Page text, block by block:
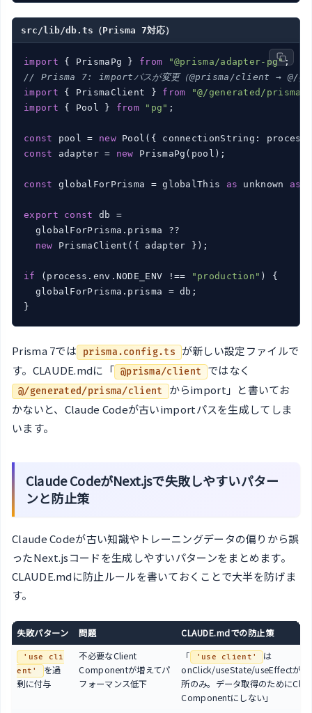
src/lib/db.ts（Prisma 7対応）
import { PrismaPg } from "@prisma/adapter-pg"
// Prisma 7: importパスが変更（@prisma/client → @/
import { PrismaClient } from
"@/generated/
import { Pool } from "pg" ;
const pool = new
const adapter = new PrismaPg(pool);
const globalForPrisma = globalThis as unknown as
export const
db =
  globalForPrisma.prisma ??
new PrismaClient({ adapter });
if (process.env.NODE_ENV !== "production" ) {
  globalForPrisma.prisma = db;
}
Prisma 7では prisma.config.ts
が新しい設定ファイルで
す。CLAUDE.mdに「 @prisma/client ではなく
@/generated/prisma/client
からimport」と書いてお
かないと、Claude Codeが古いimportパスを生成してしま
います。
Claude CodeがNext.jsで失敗しやすいパター
ンと防止策
Claude Codeが古い知識やトレーニングデータの偏りから誤
ったNext.jsコードを生成しやすいパターンをまとめます。
CLAUDE.mdに防止ルールを書いておくことで大半を防げま
す。
失敗パターン 問題 CLAUDE.mdでの防止策
'use cli
ent'
を過
剰に付与
不必要なClient
Componentが増えてパ
フォーマンス低下
「 'use client'
は
onClick/useState/useEffectが必
所のみ。データ取得のために
Componentにしない」